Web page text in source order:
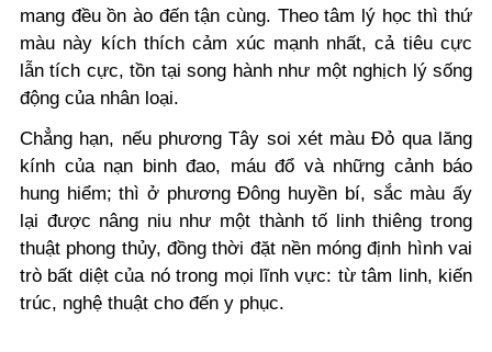
mang đều ồn ào đến tận cùng. Theo tâm lý học thì thứ
màu này kích thích cảm xúc mạnh nhất, cả tiêu cực
lẫn tích cực, tồn tại song hành như một nghịch lý sống
động của nhân loại.
Chẳng hạn, nếu phương Tây soi xét màu Đỏ qua lăng
kính của nạn binh đao, máu đổ và những cảnh báo
hung hiểm; thì ở phương Đông huyền bí, sắc màu ấy
lại được nâng niu như một thành tố linh thiêng trong
thuật phong thủy, đồng thời đặt nền móng định hình vai
trò bất diệt của nó trong mọi lĩnh vực: từ tâm linh, kiến
trúc, nghệ thuật cho đến y phục.